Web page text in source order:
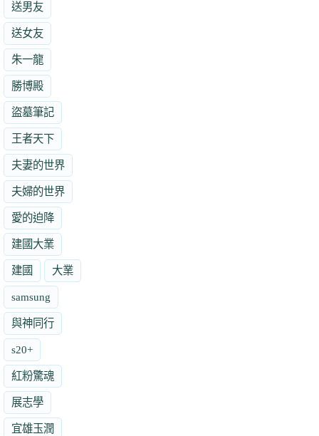
送男友
送女友
朱一龍
勝博殿
盜墓筆記
王者天下
夫妻的世界
夫婦的世界
愛的迫降
建國大業
建國 大業
samsung
與神同行
s20+
紅粉驚魂
展志學
宜雄玉潤